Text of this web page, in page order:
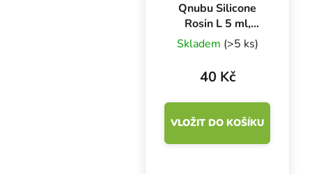
Qnubu Silicone
Rosin L 5 ml,
silikonové pouzdro
Skladem (>5 ks)
40 Kč
VLOŽIT DO KOŠÍKU